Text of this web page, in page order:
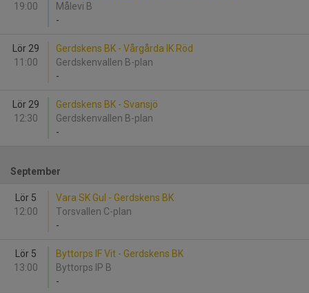
19:00
Målevi B
-
Lör 29
11:00
Gerdskens BK - Vårgårda IK Röd
Gerdskenvallen B-plan
-
Lör 29
12:30
Gerdskens BK - Svansjö
Gerdskenvallen B-plan
-
September
Lör 5
12:00
Vara SK Gul - Gerdskens BK
Torsvallen C-plan
-
Lör 5
13:00
Byttorps IF Vit - Gerdskens BK
Byttorps IP B
-